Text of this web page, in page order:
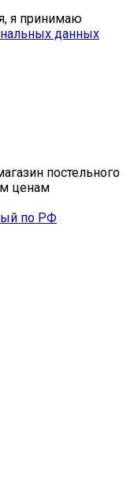
я принимаю
данных
постельного
ценам
по РФ